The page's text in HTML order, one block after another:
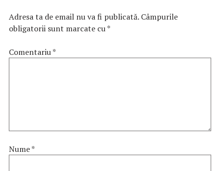
Adresa ta de email nu va fi publicată. Câmpurile
obligatorii sunt marcate cu*
Comentariu*
Nume*